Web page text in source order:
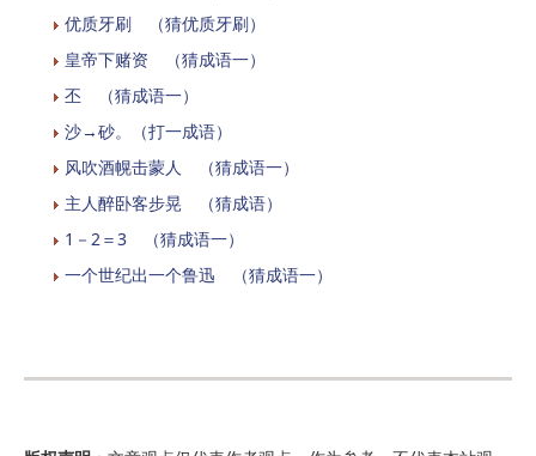
优质牙刷 （猜优质牙刷）
皇帝下赌资 （猜成语一）
丕 （猜成语一）
沙→砂。（打一成语）
风吹酒幌击蒙人 （猜成语一）
主人醉卧客步晃 （猜成语）
1－2＝3 （猜成语一）
一个世纪出一个鲁迅 （猜成语一）